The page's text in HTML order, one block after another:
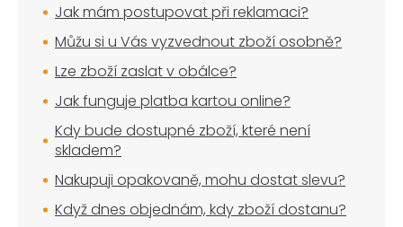
Jak mám postupovat při reklamaci?
Můžu si u Vás vyzvednout zboží osobně?
Lze zboží zaslat v obálce?
Jak funguje platba kartou online?
Kdy bude dostupné zboží, které není
skladem?
Nakupuji opakovaně, mohu dostat slevu?
Když dnes objednám, kdy zboží dostanu?